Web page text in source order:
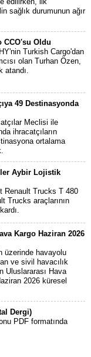
sağlık durumunun ağır
CCO'su Oldu
Turkish Cargo'dan
olan Turhan Özen,
atandı.
49 Destinasyonda
Meclisi ile
ihracatçıların
ortalama
Aybir Lojistik
Renault Trucks T 480
Trucks araçlarının
Kargo Haziran 2026
üzerinde havayolu
ve sivil havacılık
Uluslararası Hava
2026 küresel
Dergi)
PDF formatında